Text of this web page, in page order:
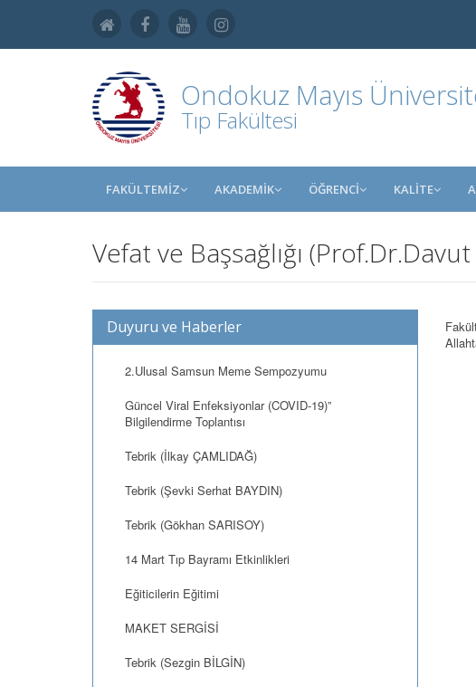
Ondokuz Mayıs
Tıp Fakültesi
FAKÜLTEMİZ AKADEMİK ÖĞRENCİ KALİTE
Vefat ve Başsağlığı (Prof.Dr.Davut
Duyuru ve Haberler
2.Ulusal Samsun Meme Sempozyumu
Güncel Viral Enfeksiyonlar (COVID-19)”
Bilgilendirme Toplantısı
Tebrik (İlkay ÇAMLIDAĞ)
Tebrik (Şevki Serhat BAYDIN)
Tebrik (Gökhan SARISOY)
14 Mart Tıp Bayramı Etkinlikleri
Eğiticilerin Eğitimi
MAKET SERGİSİ
Tebrik (Sezgin BİLGİN)